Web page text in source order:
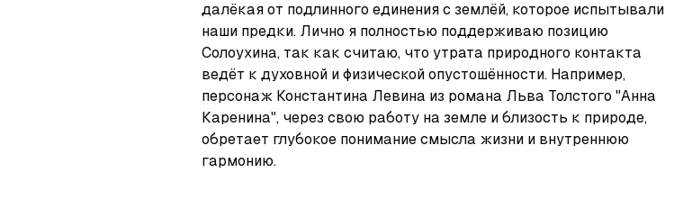
далёкая от подлинного единения с землёй, которое испытывали
наши предки. Лично я полностью поддерживаю позицию
Солоухина, так как считаю, что утрата природного контакта
ведёт к духовной и физической опустошённости. Например,
персонаж Константина Левина из романа Льва Толстого "Анна
Каренина", через свою работу на земле и близость к природе,
обретает глубокое понимание смысла жизни и внутреннюю
гармонию.